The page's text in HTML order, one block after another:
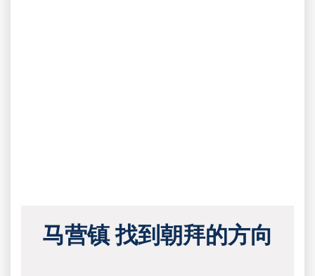
马营镇 找到朝拜的方向